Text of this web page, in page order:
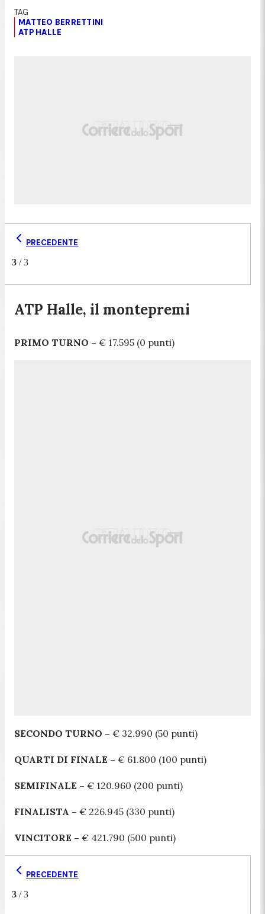
MATTEO BERRETTINI
ATP HALLE
PRECEDENTE
3 /3
ATP Halle, il montepremi
PRIMO TURNO – € 17.595 (0 punti)
SECONDO TURNO – € 32.990 (50 punti)
QUARTI DI FINALE – € 61.800 (100 punti)
SEMIFINALE – € 120.960 (200 punti)
FINALISTA – € 226.945 (330 punti)
VINCITORE – € 421.790 (500 punti)
PRECEDENTE
3 /3